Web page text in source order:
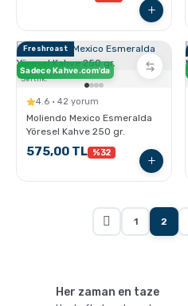
Freshroast
Sertlik:
Sadece Kahve.com'da
4.6 · 42 yorum
Moliendo Mexico Esmeralda
Yöresel Kahve 250 gr.
575,00 TL %32
1 2
Her zaman en taze